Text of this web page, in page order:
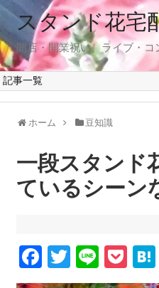
スタンド花宅
開店・開業祝い、ライブ・
記事一覧
ホーム 豆知識
一段スタンド
ているシーン
F
a
T
wi
Li
n
P
o